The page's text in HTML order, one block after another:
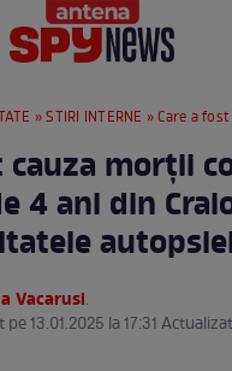
»STIRI INTERNE » Care a fost cauza morții copilului în
cauza morții
4 ani din
Vacarusi.
pe 13.01.2025 la 17:31